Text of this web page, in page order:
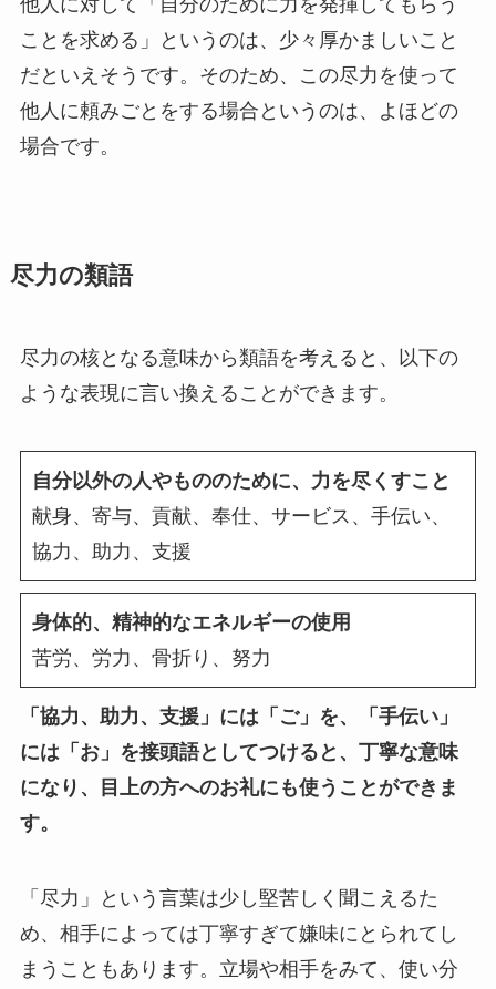
他人に対して「自分のために力を発揮してもらう
ことを求める」というのは、少々厚かましいこと
だといえそうです。そのため、この尽力を使って
他人に頼みごとをする場合というのは、よほどの
場合です。
尽力の類語
尽力の核となる意味から類語を考えると、以下の
ような表現に言い換えることができます。
自分以外の人やもののために、力を尽くすこと
献身、寄与、貢献、奉仕、サービス、手伝い、
協力、助力、支援
身体的、精神的なエネルギーの使用
苦労、労力、骨折り、努力
「協力、助力、支援」には「ご」を、「手伝い」
には「お」を接頭語としてつけると、丁寧な意味
になり、目上の方へのお礼にも使うことができま
す。
「尽力」という言葉は少し堅苦しく聞こえるた
め、相手によっては丁寧すぎて嫌味にとられてし
まうこともあります。立場や相手をみて、使い分